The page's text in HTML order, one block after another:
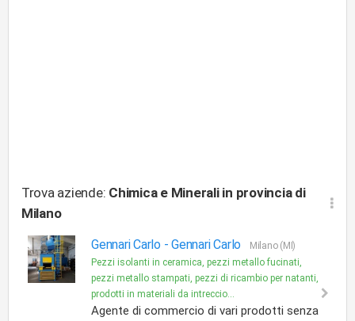
Trova aziende: Chimica e Minerali in provincia di
Milano
Gennari Carlo -Gennari Carlo
Milano (MI)
Pezzi isolanti in ceramica, pezzi metallo fucinati,
pezzi metallo stampati, pezzi di ricambio per natanti,
prodotti in materiali da intreccio...
Agente di commercio di vari prodotti senza